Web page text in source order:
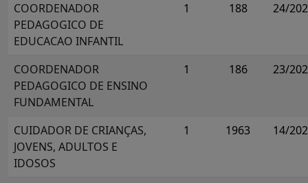
COORDENADOR
PEDAGOGICO DE
EDUCACAO INFANTIL
1 188 24/
COORDENADOR
PEDAGOGICO DE ENSINO
FUNDAMENTAL
1 186 23/
CUIDADOR DE CRIANÇAS,
JOVENS, ADULTOS E
IDOSOS
1 1963 14/